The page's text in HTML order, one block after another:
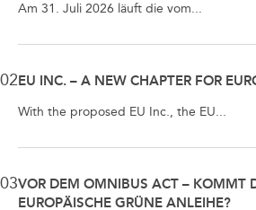
Am 31. Juli 2026 läuft die vom...
02 EU INC. – A NEW CHAPTER FOR
With the proposed EU Inc., the EU...
03VOR DEM OMNIBUS ACT – KOMMT
EUROPÄISCHE GRÜNE ANLEIHE?